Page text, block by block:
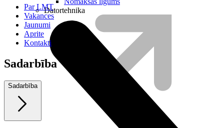
Datortehnika
Par LMT
Vakances
Jaunumi
Aprite
Kontakti
Sadarbība
Sadarbība